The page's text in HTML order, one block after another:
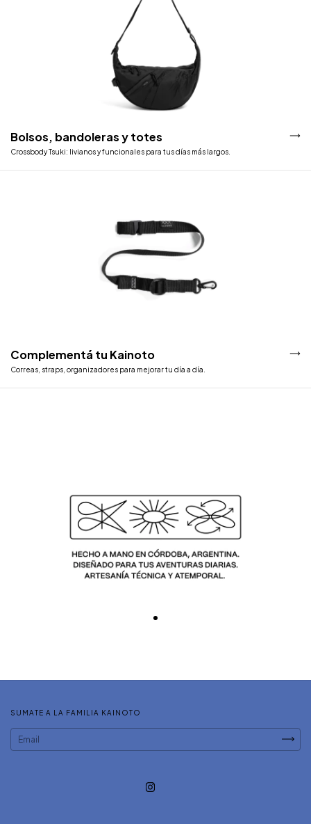
Bolsos, bandoleras y totes
Crossbody Tsuki: livianos y funcionales para tus días más largos.
Complementá tu Kainoto
Correas, straps, organizadores para mejorar tu día a día.
SUMATE A LA FAMILIA KAINOTO